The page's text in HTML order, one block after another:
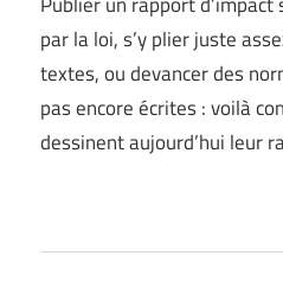
par la loi, s’y plier juste
textes, ou devancer des
pas encore écrites : voilà
dessinent aujourd’hui leur